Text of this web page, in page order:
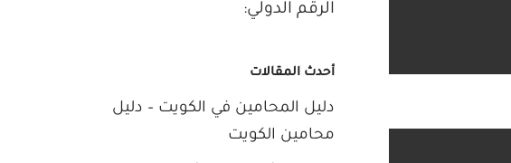
الرقم الدولي:
أحدث المقالات
دليل المحامين في الكويت – دليل
محامين الكويت